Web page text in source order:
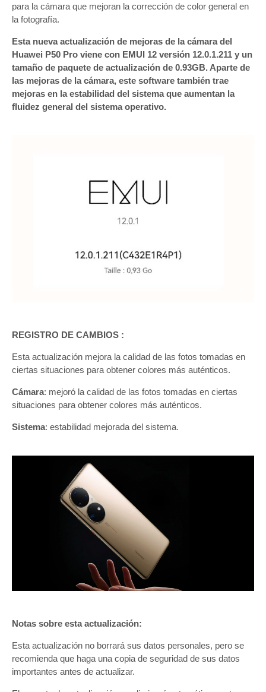
para la cámara que mejoran la corrección de color general en
la fotografía.
Esta nueva actualización de mejoras de la cámara del
Huawei P50 Pro viene con EMUI 12 versión 12.0.1.211 y un
tamaño de paquete de actualización de 0.93GB. Aparte de
las mejoras de la cámara, este software también trae
mejoras en la estabilidad del sistema que aumentan la
fluidez general del sistema operativo.
REGISTRO DE CAMBIOS :
Esta actualización mejora la calidad de las fotos tomadas en
ciertas situaciones para obtener colores más auténticos.
Cámara: mejoró la calidad de las fotos tomadas en ciertas
situaciones para obtener colores más auténticos.
Sistema: estabilidad mejorada del sistema.
Notas sobre esta actualización:
Esta actualización no borrará sus datos personales, pero se
recomienda que haga una copia de seguridad de sus datos
importantes antes de actualizar.